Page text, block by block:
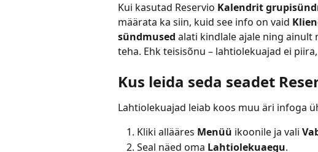
Kui kasutad Reservio Kalendrit
määrata ka siin, kuid see info on vaid
sündmused alati kindlale ajale ning ainult
teha. Ehk teisisõnu – lahtiolekuajad ei
Kus leida seda seadet
Lahtiolekuajad leiab koos muu äri infoga
Kliki allääres Menüü ikoonile ja vali
Seal näed oma Lahtiolekuaegu.